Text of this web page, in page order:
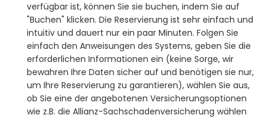
verfügbar ist, können Sie sie buchen, indem Sie auf
"Buchen" klicken. Die Reservierung ist sehr einfach und
intuitiv und dauert nur ein paar Minuten. Folgen Sie
einfach den Anweisungen des Systems, geben Sie die
erforderlichen Informationen ein (keine Sorge, wir
bewahren Ihre Daten sicher auf und benötigen sie nur,
um Ihre Reservierung zu garantieren), wählen Sie aus,
ob Sie eine der angebotenen Versicherungsoptionen
wie z.B. die Allianz-Sachschadenversicherung wählen